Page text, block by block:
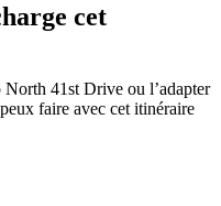
cet
41st Drive ou l’adapter
faire avec cet itinéraire